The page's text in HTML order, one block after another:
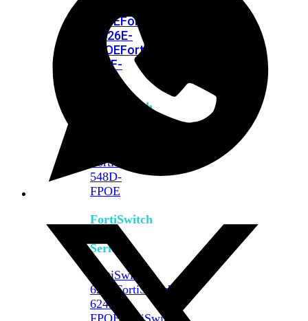
FPOEFortiSwitch
M426E-
FPOEFortiSwitchRugged
424F-
FortiSwitch
FortiSwitch
548D-
FPOE
FortiSwitch
Series
FortiSwitch
624F
FortiSwitch
624F-
FPOE FortiSwitch